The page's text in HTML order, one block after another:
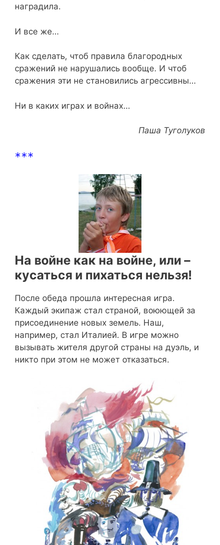
наградила.
И все же…
Как сделать, чтоб правила благородных
сражений не нарушались вообще. И чтоб
сражения эти не становились агрессивны…
Ни в каких играх и войнах…
Паша Туголуков
***
На войне как на войне, или –
кусаться и пихаться нельзя!
После обеда прошла интересная игра.
Каждый экипаж стал страной, воюющей за
присоединение новых земель. Наш,
например, стал Италией. В игре можно
вызывать жителя другой страны на дуэль, и
никто при этом не может отказаться.